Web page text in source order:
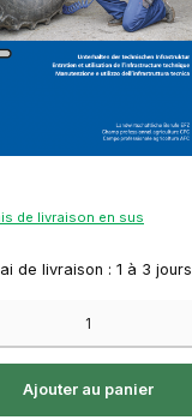
de livraison en sus
de livraison : 1 à 3 jours
Ajouter au panier